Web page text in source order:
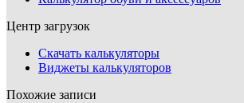
Центр загрузок
Скачать калькуляторы
Виджеты калькуляторов
Похожие записи